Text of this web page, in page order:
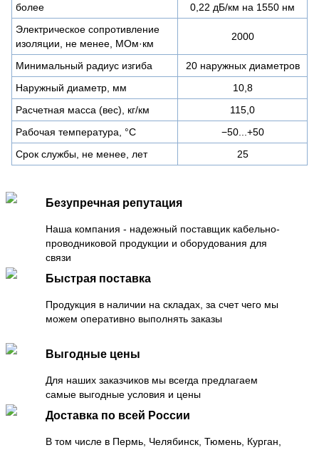
более
0,22 дБ/км на 1550 нм
Электрическое сопротивление
изоляции, не менее, МОм·км
2000
Минимальный радиус изгиба
20 наружных диаметров
Наружный диаметр, мм
10,8
Расчетная масса (вес), кг/км
115,0
Рабочая температура, °C
−50...+50
Срок службы, не менее, лет
25
Безупречная репутация
Наша компания - надежный поставщик кабельно-
проводниковой продукции и оборудования для
связи
Быстрая поставка
Продукция в наличии на складах, за счет чего мы
можем оперативно выполнять заказы
Выгодные цены
Для наших заказчиков мы всегда предлагаем
самые выгодные условия и цены
Доставка по всей России
В том числе в Пермь, Челябинск, Тюмень, Курган,